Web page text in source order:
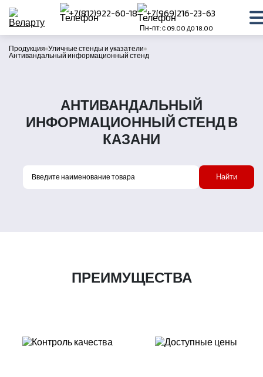
+7(812)922-60-18 +7(969)216-23-63
Пн-пт: с 09.00 до 18.00
Продукция Уличные стенды и указатели
Антивандальный информационный стенд
АНТИВАНДАЛЬНЫЙ
ИНФОРМАЦИОННЫЙ СТЕНД В
КАЗАНИ
Найти
ПРЕИМУЩЕСТВА